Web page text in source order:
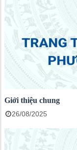
Giới thiệu chung
26/08/2025